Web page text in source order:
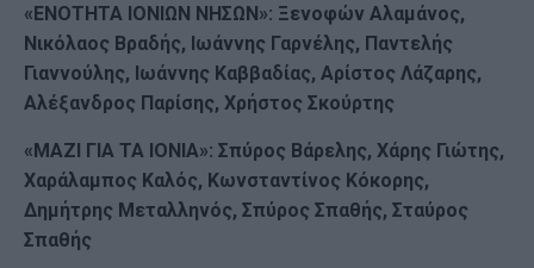
«ΕΝΟΤΗΤΑ ΙΟΝΙΩΝ ΝΗΣΩΝ»: Ξενοφών Αλαμάνος,
Νικόλαος Βραδής, Ιωάννης Γαρνέλης, Παντελής
Γιαννούλης, Ιωάννης Καββαδίας, Αρίστος Λάζαρης,
Αλέξανδρος Παρίσης, Χρήστος Σκούρτης
«ΜΑΖΙ ΓΙΑ ΤΑ ΙΟΝΙΑ»: Σπύρος Βάρελης, Χάρης Γιώτης,
Χαράλαμπος Καλός, Κωνσταντίνος Κόκορης,
Δημήτρης Μεταλληνός, Σπύρος Σπαθής, Σταύρος
Σπαθής